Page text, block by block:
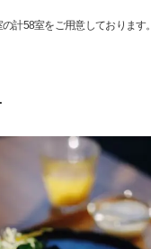
計58室をご用意しております。